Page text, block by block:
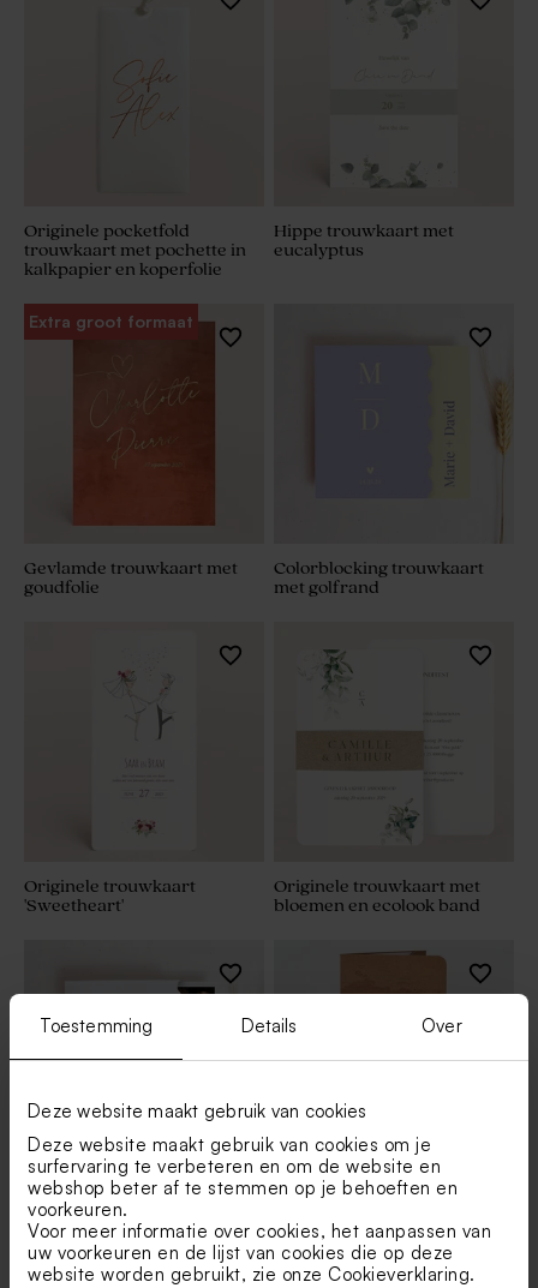
Toestemming Details Over
Deze website maakt gebruik van cookies
Deze website maakt gebruik van cookies om je
surfervaring te verbeteren en om de website en
webshop beter af te stemmen op je behoeften en
voorkeuren.
Voor meer informatie over cookies, het aanpassen van
uw voorkeuren en de lijst van cookies die op deze
website worden gebruikt, zie onze Cookieverklaring.
Originele pocketfold
trouwkaart met pochette in
kalkpapier en koperfolie
Hippe trouwkaart met
eucalyptus
Extra groot formaat
Gevlamde trouwkaart met
goudfolie
Colorblocking trouwkaart
met golfrand
Originele trouwkaart
'Sweetheart'
Originele trouwkaart met
bloemen en ecolook band
Stijlvolle trouwkaart met
gegolfde rand en goudfolie
Pochette trouwkaart
boarding pass eco
Extra groot formaat